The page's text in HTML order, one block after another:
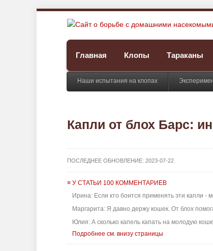
Главная Клопы Тараканы
Наши испытания на клопах
Капли от блох Барс:
ПОСЛЕДНЕЕ ОБНОВЛЕНИЕ: 2023-07-22
≡ У СТАТЬИ 100 КОММЕНТАРИЕВ
Ирина: Если кто боится применять эти капли -
Маргарита: Я давно держу кошек. От блох
Юлия: А сколько капель капать на молодую
Подробнее см. внизу страницы